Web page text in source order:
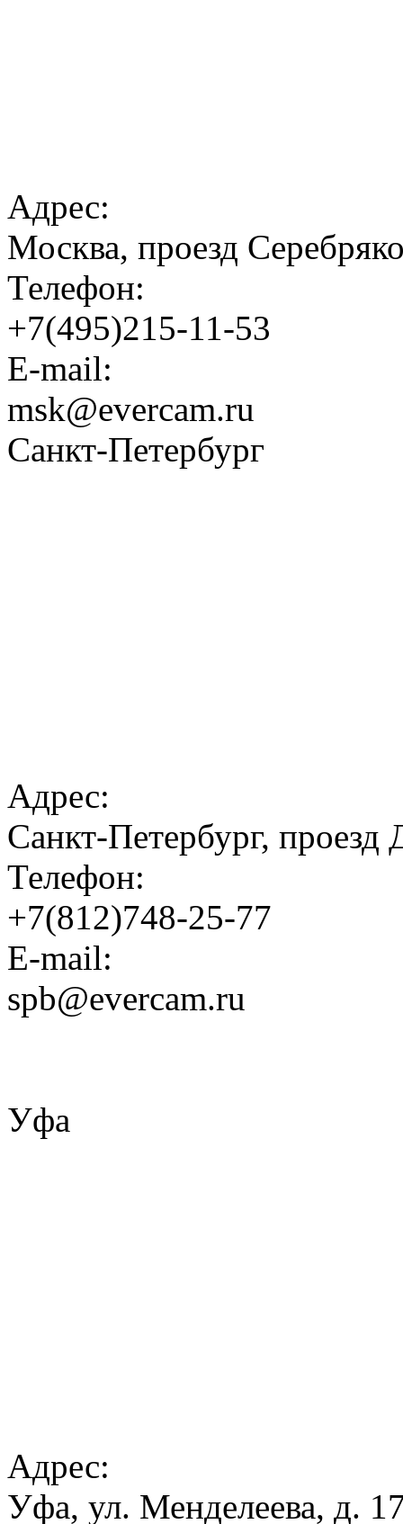
Адрес:
Москва, проезд
Телефон:
+7(495)215-11-53
E-mail:
msk@evercam.ru
Санкт-Петербург
Адрес:
Санкт-Петербург,
Телефон:
+7(812)748-25-77
E-mail:
spb@evercam.ru
Уфа
Адрес:
Уфа, ул. Менделеева, д.